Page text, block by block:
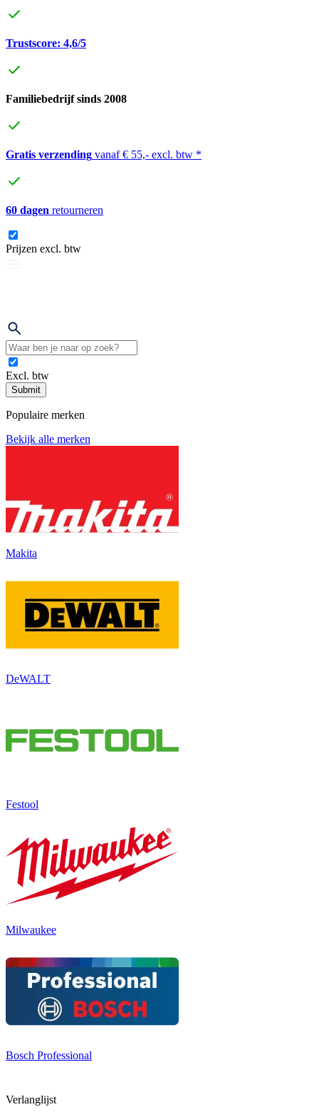
Trustscore: 4,6/5
Familiebedrijf sinds 2008
Gratis verzending vanaf € 55,- excl. btw *
60 dagen retourneren
Prijzen excl. btw
Excl. btw
Submit
Populaire merken
Bekijk alle merken
Makita
DeWALT
Festool
Milwaukee
Bosch Professional
Verlanglijst